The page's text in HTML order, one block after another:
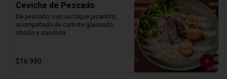
Ceviche de Pescado
De pescado, con un toque picantito,
acompañado de camote glaseado,
choclo y canchita
$16.990